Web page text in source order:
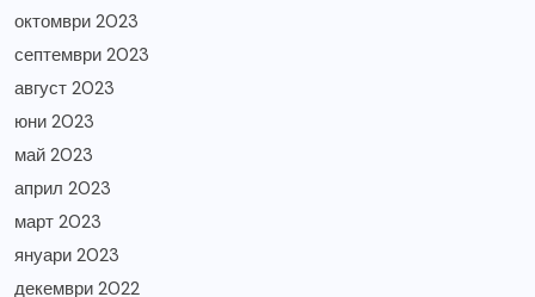
октомври 2023
септември 2023
август 2023
юни 2023
май 2023
април 2023
март 2023
януари 2023
декември 2022